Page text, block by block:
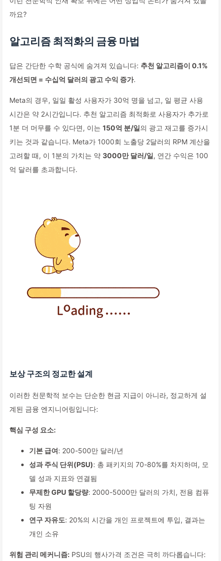
까요?
알고리즘 최적화의 금융 마법
답은 간단한 수학 공식에 숨겨져 있습니다: 추천 알고리즘이 0.1%
개선되면 = 수십억 달러의 광고 수익 증가.
Meta의 경우, 일일 활성 사용자가 30억 명을 넘고, 일 평균 사용
시간은 약 2시간입니다. 추천 알고리즘 최적화로 사용자가 추가로
1분 더 머무를 수 있다면, 이는 150억 분/일의 광고 재고를 증가시
키는 것과 같습니다. Meta가 1000회 노출당 2달러의 RPM 계산을
고려할 때, 이 1분의 가치는 약 3000만 달러/일, 연간 수익은 100
억 달러를 초과합니다.
보상 구조의 정교한 설계
이러한 천문학적 보수는 단순한 현금 지급이 아니라, 정교하게 설
계된 금융 엔지니어링입니다:
핵심 구성 요소:
기본 급여: 200-500만 달러/년
성과 주식 단위(PSU): 총 패키지의 70-80%를 차지하며, 모
델 성과 지표와 연결됨
무제한 GPU 할당량: 2000-5000만 달러의 가치, 전용 컴퓨
팅 자원
연구 자유도: 20%의 시간을 개인 프로젝트에 투입, 결과는
개인 소유
위험 관리 메커니즘: PSU의 행사가격 조건은 극히 까다롭습니다: